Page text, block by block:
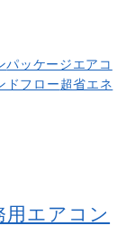
パッケージエアコ
ドフロー超省エネ
エアコン